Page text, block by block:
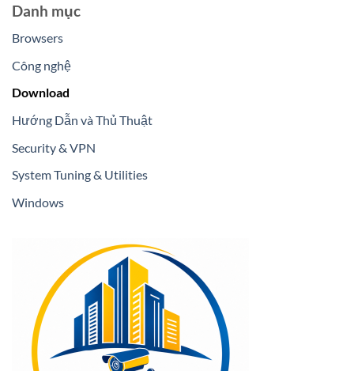
Danh mục
Browsers
Công nghệ
Download
Hướng Dẫn và Thủ Thuật
Security & VPN
System Tuning & Utilities
Windows